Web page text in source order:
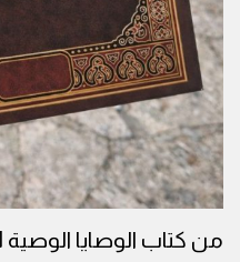
من كتاب الوصايا الوصية 61